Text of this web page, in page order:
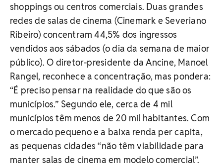
shoppings ou centros comerciais. Duas grandes
redes de salas de cinema (Cinemark e Severiano
Ribeiro) concentram 44,5% dos ingressos
vendidos aos sábados (o dia da semana de maior
público). O diretor-presidente da Ancine, Manoel
Rangel, reconhece a concentração, mas pondera:
“É preciso pensar na realidade do que são os
municípios.” Segundo ele, cerca de 4 mil
municípios têm menos de 20 mil habitantes. Com
o mercado pequeno e a baixa renda per capita,
as pequenas cidades “não têm viabilidade para
manter salas de cinema em modelo comercial”.